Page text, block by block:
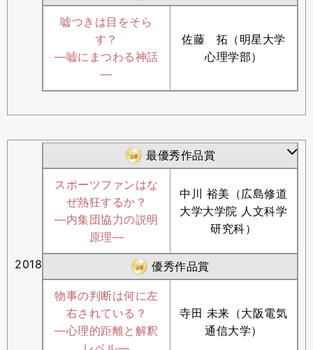
嘘つきは目をそら
す？
―嘘にまつわる神話
―
佐藤 拓（明星大学
心理学部）
2018
最優秀作品賞
スポーツファンはな
ぜ熱狂するか？
―内集団協力の説明
原理―
中川 裕美（広島修道
大学大学院 人文科学
研究科）
優秀作品賞
物事の判断は何に左
右されている？
―心理的距離と解釈
寺田 未来（大阪電気
通信大学）